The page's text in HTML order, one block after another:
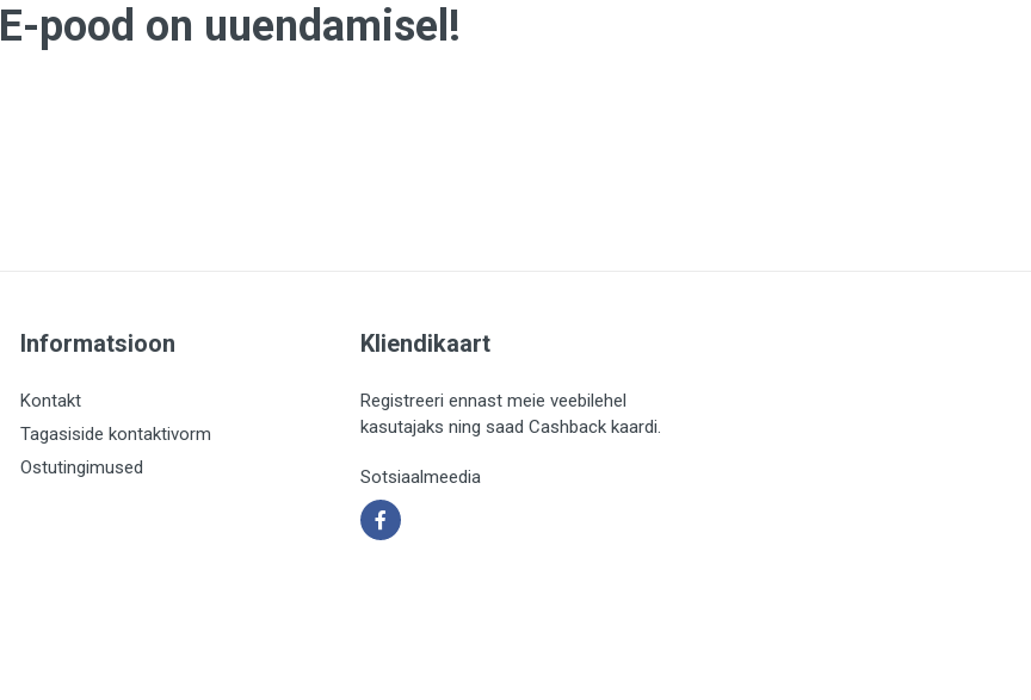
E-pood on uuendamisel!
Informatsioon
Kontakt
Tagasiside kontaktivorm
Ostutingimused
Kliendikaart
Registreeri ennast meie veebilehel
kasutajaks ning saad Cashback kaardi.
Sotsiaalmeedia